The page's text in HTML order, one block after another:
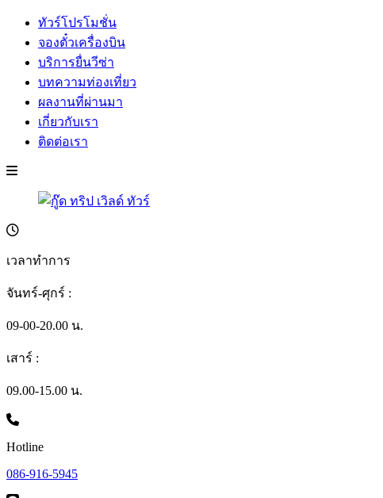
ทัวร์โปรโมชั่น
จองตั๋วเครื่องบิน
บริการยื่นวีซ่า
บทความท่องเที่ยว
ผลงานที่ผ่านมา
เกี่ยวกับเรา
ติดต่อเรา
เวลาทำการ
จันทร์-ศุกร์ :
09-00-20.00 น.
เสาร์ :
09.00-15.00 น.
Hotline
086-916-5945